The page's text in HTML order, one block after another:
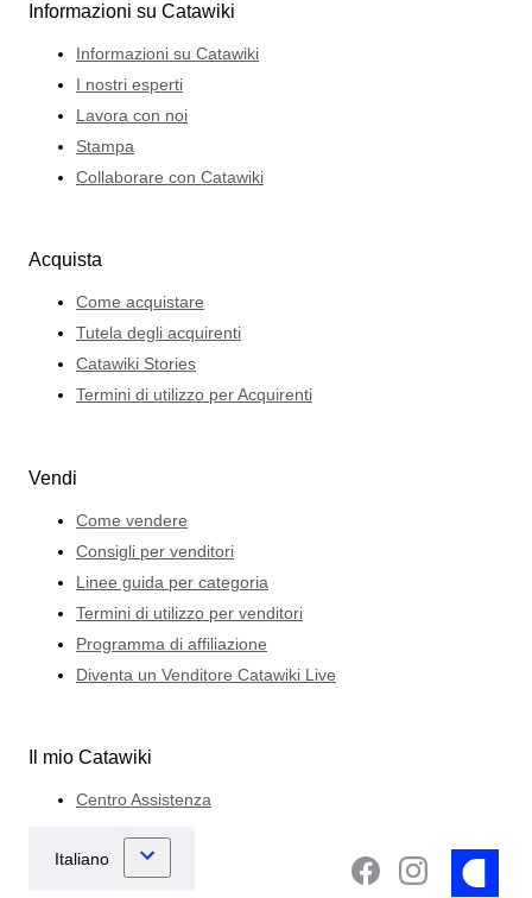
Informazioni su Catawiki
Informazioni su Catawiki
I nostri esperti
Lavora con noi
Stampa
Collaborare con Catawiki
Acquista
Come acquistare
Tutela degli acquirenti
Catawiki Stories
Termini di utilizzo per Acquirenti
Vendi
Come vendere
Consigli per venditori
Linee guida per categoria
Termini di utilizzo per venditori
Programma di affiliazione
Diventa un Venditore Catawiki Live
Il mio Catawiki
Centro Assistenza